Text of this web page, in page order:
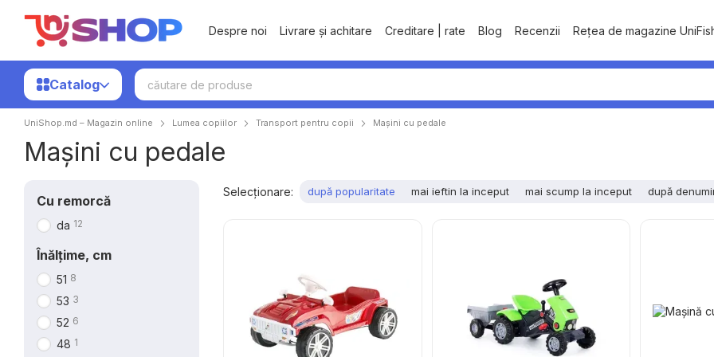
Mergi la conținutul principal
Despre noi
Livrare și achitare Creditare | rate Blog Recenzii Rețea de magazine
Catalog
UniShop.md – Magazin online Lumea copiilor Transport pentru copii Mașini cu pedale
Mașini cu pedale
Selecționare: după popularitate mai ieftin la inceput mai scump la inceput după
Cu remorcă
da 12
Înălțime, cm
51 8
53 3
52 6
48 1